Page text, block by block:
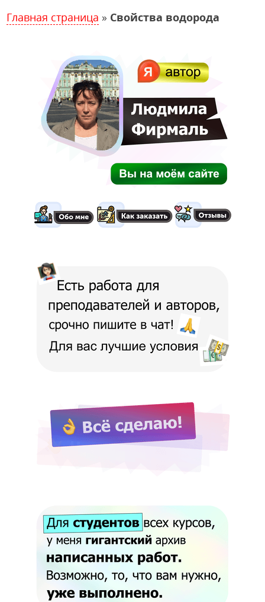
Главная страница » Свойства водорода